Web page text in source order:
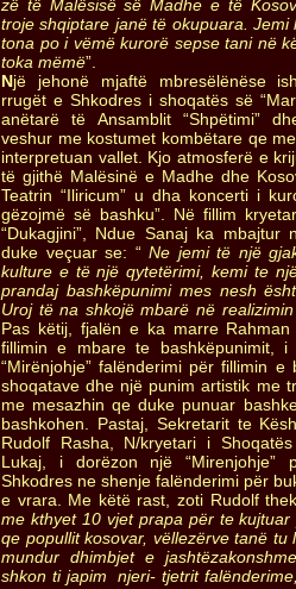
zë të Malësisë së Madhe e të
troje shqiptare janë të okupuara. Jemi
tona po i vëmë kurorë sepse tani në
toka mëmë”.
Një jehonë mjaftë mbresëlënëse
rrugët e Shkodres i shoqatës së
anëtarë të Ansamblit “Shpëtimi”
veshur me kostumet kombëtare qe
interpretuan vallet. Kjo atmosferë e
të gjithë Malësinë e Madhe dhe
Teatrin “Iliricum” u dha koncerti i
gëzojmë së bashku”. Në fillim
“Dukagjini”, Ndue Sanaj ka mbajtur
duke veçuar se: “Ne jemi të një
kulture e të një qytetërimi, kemi te
prandaj bashkëpunimi mes nesh
Uroj të na shkojë mbarë në
Pas këtij, fjalën e ka marre
fillimin e mbare te bashkëpunimit, i
“Mirënjohje” falënderimi për fillimin e
shoqatave dhe një punim artistik me
me mesazhin qe duke punuar
bashkohen. Pastaj, Sekretarit te
Rudolf Rasha, N/kryetari i
Lukaj, i dorëzon një “Mirenjohje”
Shkodres ne shenje falënderimi për
e vrara. Me këtë rast, zoti Rudolf
me kthyet 10 vjet prapa për te
qe popullit kosovar, vëllezërve tanë tu
mundur dhimbjet e
shkon ti japim njeri- tjetrit